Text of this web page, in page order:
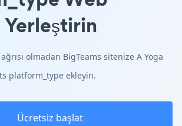
olmadan BigTeams sitenize A Yoga
platform_type ekleyin.
Ücretsiz başlat